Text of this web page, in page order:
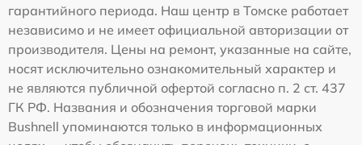
гарантийного периода. Наш центр в Томске работает
независимо и не имеет официальной авторизации от
производителя. Цены на ремонт, указанные на сайте,
носят исключительно ознакомительный характер и
не являются публичной офертой согласно п. 2 ст. 437
ГК РФ. Названия и обозначения торговой марки
Bushnell упоминаются только в информационных